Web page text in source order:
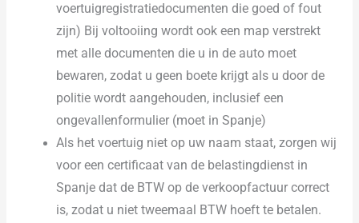
voertuigregistratiedocumenten die goed of fout
zijn) Bij voltooiing wordt ook een map verstrekt
met alle documenten die u in de auto moet
bewaren, zodat u geen boete krijgt als u door de
politie wordt aangehouden, inclusief een
ongevallenformulier (moet in Spanje)
Als het voertuig niet op uw naam staat, zorgen wij
voor een certificaat van de belastingdienst in
Spanje dat de BTW op de verkoopfactuur correct
is, zodat u niet tweemaal BTW hoeft te betalen.